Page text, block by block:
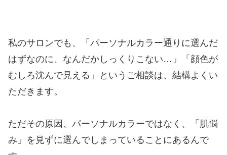
私のサロンでも、「パーソナルカラー通りに選んだ
はずなのに、なんだかしっくりこない…」「顔色が
むしろ沈んで見える」というご相談は、結構よくい
ただきます。
ただその原因、パーソナルカラーではなく、「肌悩
み」を見ずに選んでしまっていることにあるんで